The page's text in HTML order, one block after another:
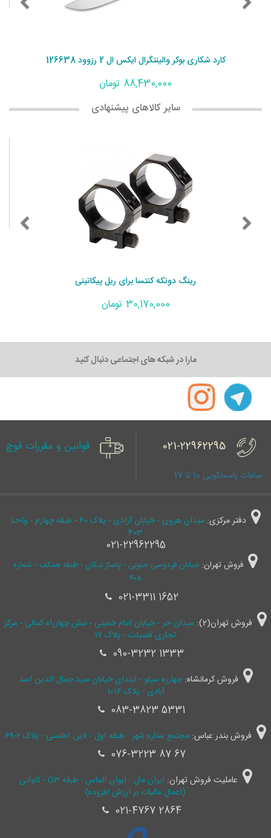
کارد شکاری بوکر والینتگرال ایکس ال 2 رزوود 126638
88,430,000 تومان
سایر کالاهای پیشنهادی
رینگ دوتکه کنتسا برای ریل پیکاتینی
30,170,000 تومان
مارا در شبکه های اجتماعی دنبال کنید
021-22962295
ساعات پاسخگویی 10 تا 17
قوانین و مقررات قوچ
دفتر مرکزی:
میدان هروی - خیابان آزادی - پلاک 60 - طبقه چهارم - واحد
403
021-22962295
فروش تهران: خیابان فردوسی جنوبی - پاساژ نیکان - طبقه همکف - شماره
۴۰۸
021-3311 1652
فروش تهران(2):
میدان حر - خیابان امام خمینی - نبش چهارراه کمالی - مرکز
تجاری فضیلت - پلاک ۱۷
090-3232 1333
فروش کرمانشاه:چهارره سیلو - ابتدای خیابان سید جمال ‌الدین اسد
آبادی - پلاک 1016
083-3823 5331
فروش بندر عباس: مجتمع ستاره شهر - طبقه اول - لاین اطلسی - پلاک 2-69
076-3223 87 67
عاملیت فروش تهران:
ایران مال - ایوان الماس - طبقه G3 - کاوانی
(اعمال مالیات بر ارزش افزوده)
021-4767 2864